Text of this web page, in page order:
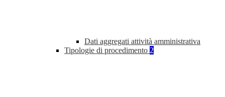
Dati aggregati attività amministrativa
Tipologie di procedimento 2